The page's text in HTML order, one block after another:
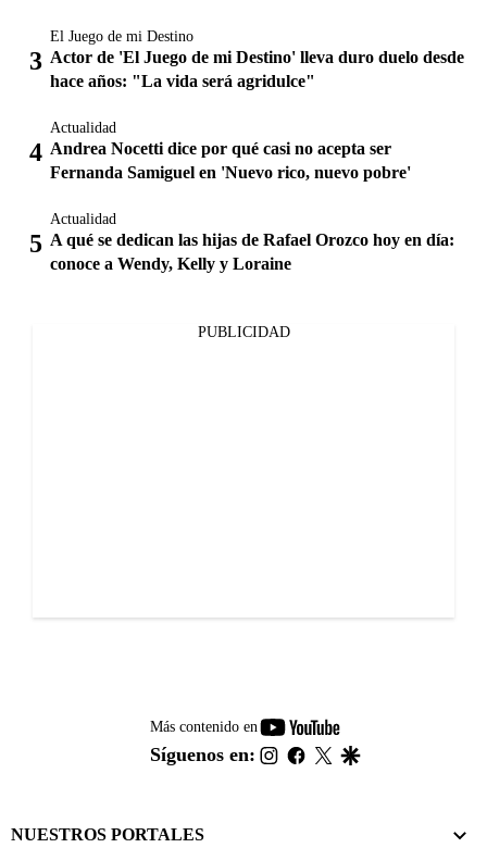
El Juego de mi Destino
Actor de 'El Juego de mi Destino' lleva duro duelo desde
hace años: "La vida será agridulce"
Actualidad
Andrea Nocetti dice por qué casi no acepta ser
Fernanda Samiguel en 'Nuevo rico, nuevo pobre'
Actualidad
A qué se dedican las hijas de Rafael Orozco hoy en día:
conoce a Wendy, Kelly y Loraine
PUBLICIDAD
Más contenido en
youtube-
footer
Síguenos en: instagram
facebook
twitter
NUESTROS PORTALES